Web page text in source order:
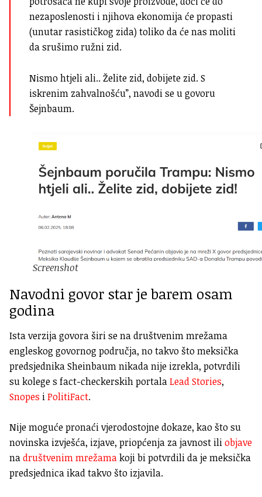
nezaposlenosti i njihova ekonomija će propasti
(unutar rasističkog zida) toliko da će nas moliti
da srušimo ružni zid.
Nismo htjeli ali.. Želite zid, dobijete zid. S
iskrenim zahvalnošću”, navodi se u govoru
Šejnbaum.
Screenshot
Navodni govor star je barem osam
godina
Ista verzija govora širi se na društvenim mrežama
engleskog govornog područja, no takvo što meksička
predsjednika Sheinbaum nikada nije izrekla, potvrdili
su kolege s fact-checkerskih portalaLead Stories,
Snopes iPolitiFact.
Nije moguće pronaći vjerodostojne dokaze, kao što su
novinska izvješća, izjave, priopćenja za javnost iliobjave
nadruštvenimmrežamakoji bi potvrdili da je meksička
predsjednica ikad takvo što izjavila.